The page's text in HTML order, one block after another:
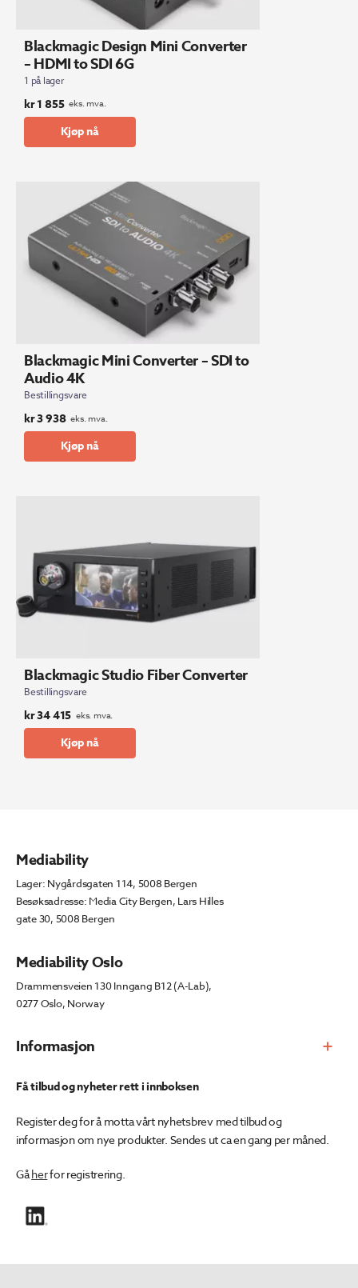
Blackmagic Design Mini Converter
– HDMI to SDI 6G
1 på lager
kr1 855 eks. mva.
Kjøp nå
Blackmagic Mini Converter – SDI to
Audio 4K
Bestillingsvare
kr3 938 eks. mva.
Kjøp nå
Blackmagic Studio Fiber Converter
Bestillingsvare
kr34 415 eks. mva.
Kjøp nå
Informasjon
Mediability
Lager: Nygårdsgaten 114, 5008 Bergen
Besøksadresse: Media City Bergen, Lars Hilles
gate 30, 5008 Bergen
Mediability Oslo
Drammensveien 130 Inngang B12 (A-Lab),
0277 Oslo, Norway
Få tilbud og nyheter rett i innboksen
Register deg for å motta vårt nyhetsbrev med tilbud og
informasjon om nye produkter. Sendes ut ca en gang per måned.
Gåherfor registrering.